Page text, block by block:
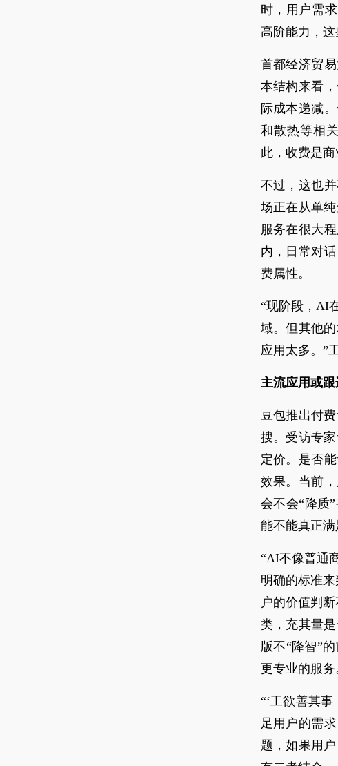
时，用户需
高阶能力，这
首都经济贸
本结构来看
际成本递减
和散热等相
此，收费是商
不过，这也
场正在从单
服务在很大
内，日常对
费属性。
“现阶段，AI
域。但其他
应用太多。”
主流应用或跟
豆包推出付
搜。受访专
定价。是否
效果。当前
会不会“降质
能不能真正满
“AI不像普通
明确的标准
户的价值判
类，充其量
版不“降智”
更专业的服务
“‘工欲善其
足用户的需
题，如果用